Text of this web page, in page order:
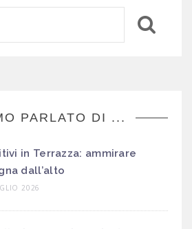
PARLATO DI ...
in Terrazza: ammirare
dall’alto
2026